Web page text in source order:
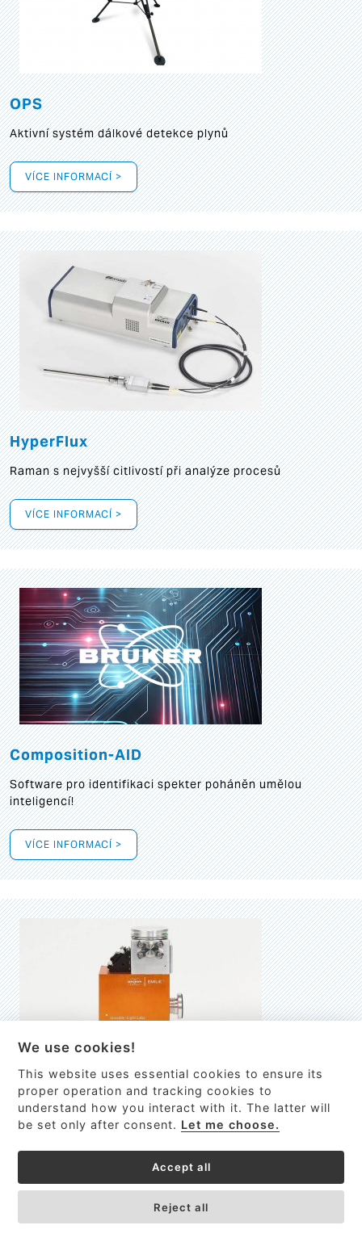
OPS
Aktivní systém dálkové detekce plynů
VÍCE INFORMACÍ >
HyperFlux
Raman s nejvyšší citlivostí při analýze procesů
VÍCE INFORMACÍ >
Composition-AID
Software pro identifikaci spekter poháněn umělou
inteligencí!
VÍCE INFORMACÍ >
EMILIE
První nano-elektro-mechanický (NEMS) FTIR analyzátor
We use cookies!
This website uses essential cookies to ensure its
proper operation and tracking cookies to
understand how you interact with it. The latter will
be set only after consent. Let me choose.
Accept all
Reject all